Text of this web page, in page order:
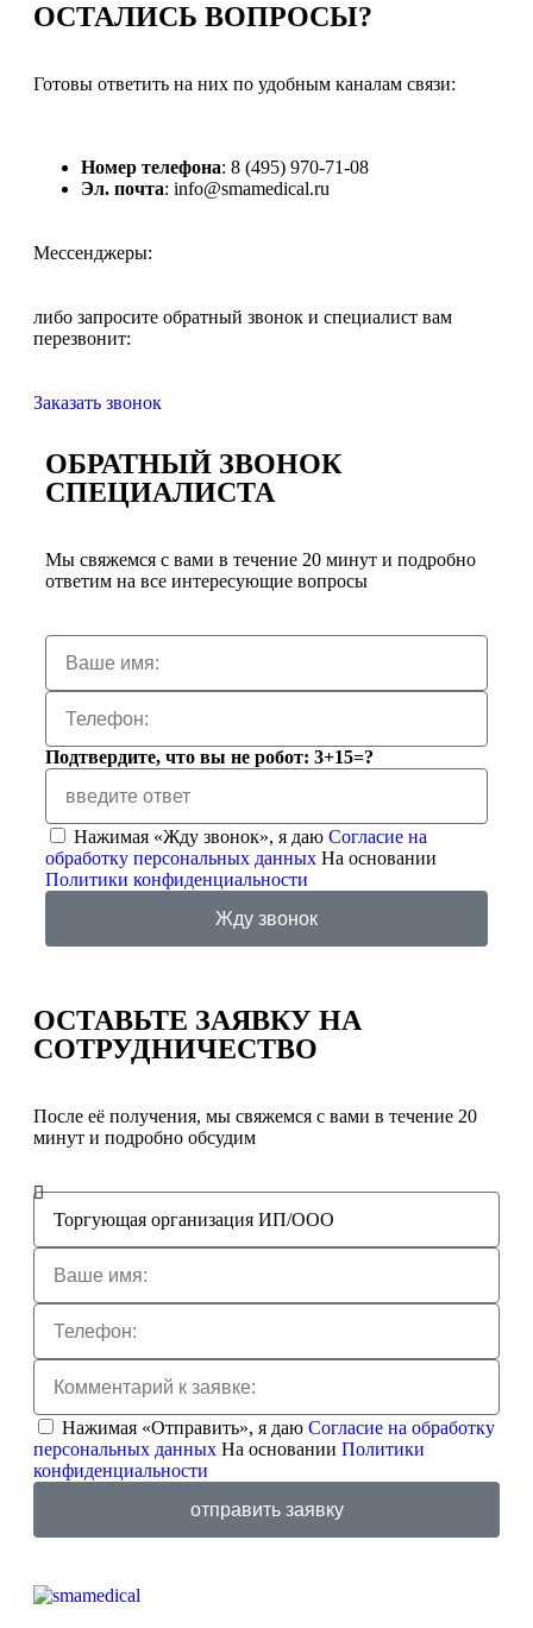
ОСТАЛИСЬ ВОПРОСЫ?
Готовы ответить на них по удобным каналам связи:
Номер телефона: 8 (495) 970-71-08
Эл. почта: info@smamedical.ru
Мессенджеры:
либо запросите обратный звонок и специалист вам
перезвонит:
Заказать звонок
ОБРАТНЫЙ ЗВОНОК
СПЕЦИАЛИСТА
Мы свяжемся с вами в течение 20 минут и подробно
ответим на все интересующие вопросы
Подтвердите, что вы не робот: 3+15=?
Нажимая «Жду звонок», я даю Согласие на
обработку персональных данных На основании
Политики конфиденциальности
Жду звонок
ОСТАВЬТЕ ЗАЯВКУ НА
СОТРУДНИЧЕСТВО
После её получения, мы свяжемся с вами в течение 20
минут и подробно обсудим
Нажимая «Отправить», я даю Согласие на обработку
персональных данных На основании Политики
конфиденциальности
отправить заявку